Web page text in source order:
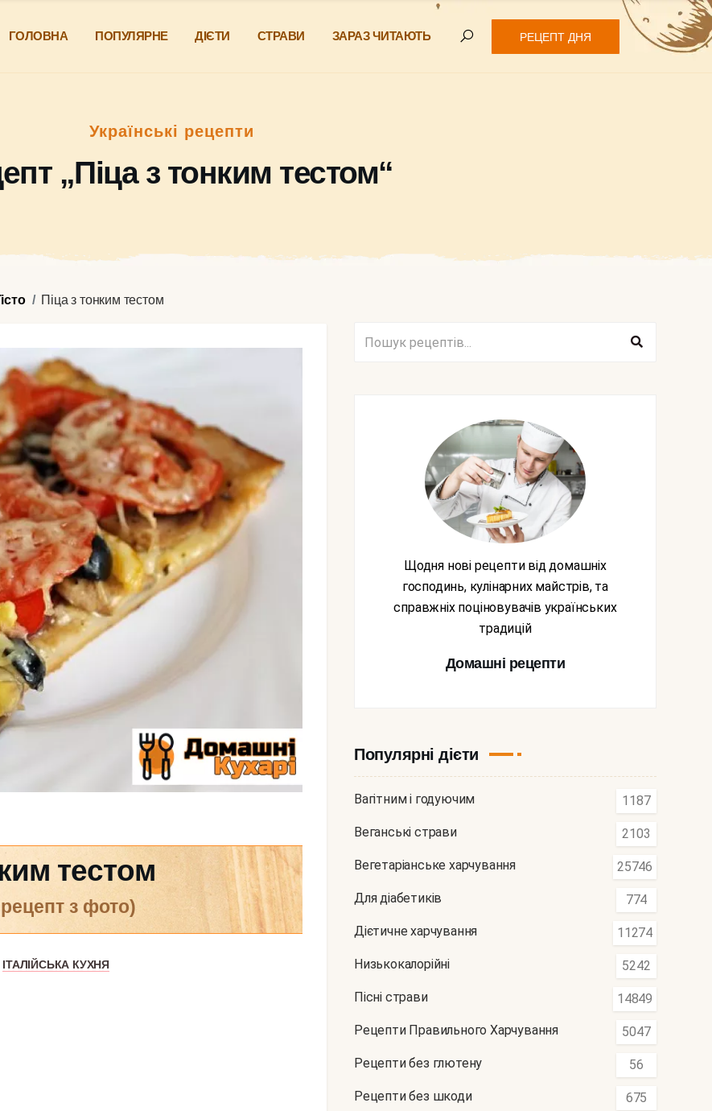
ГОЛОВНА ПОПУЛЯРНЕ ДІЄТИ СТРАВИ ЗАРАЗ ЧИТАЮТЬ РЕЦЕПТ ДНЯ
Українські рецепти
„Піца з тонким тестом“
Піца з тонким тестом
тестом
рецепт з фото)
ІТАЛІЙСЬКА КУХНЯ
Щодня нові рецепти від домашніх
господинь, кулінарних майстрів, та
справжніх поціновувачів українських
традицій
Домашні рецепти
Популярні дієти
Вагітним і годуючим 1187
Веганські страви 2103
Вегетаріанське харчування 25746
Для діабетиків 774
Дієтичне харчування 11274
Низькокалорійні 5242
Пісні страви 14849
Рецепти Правильного Харчування 5047
Рецепти без глютену 56
Рецепти без шкоди 675